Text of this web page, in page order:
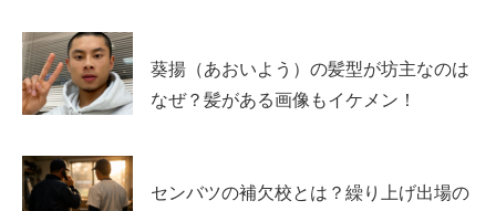
引用元：https://twitter.com/han_gohanvv/status/1583053966606495745
葵揚（あおいよう）の髪型が坊主なのは
なぜ？髪がある画像もイケメン！
センバツの補欠校とは？繰り上げ出場の